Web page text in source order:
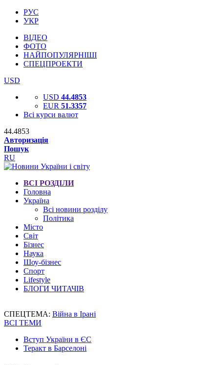
РУС
УКР
ВІДЕО
ФОТО
НАЙПОПУЛЯРНІШІ
СПЕЦПРОЕКТИ
USD
USD 44.4853
EUR 51.3357
Всі курси валют
44.4853
Авторизація
Пошук
RU
ВСІ РОЗДІЛИ
Головна
Україна
Всі новини розділу
Політика
Місто
Світ
Бізнес
Наука
Шоу-бізнес
Спорт
Lifestyle
БЛОГИ ЧИТАЧІВ
СПЕЦТЕМА: Війна в Ірані
ВСІ ТЕМИ
Вступ України в ЄС
Теракт в Барселоні